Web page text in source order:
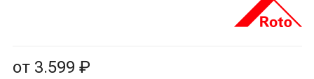
от 3.599 ₽